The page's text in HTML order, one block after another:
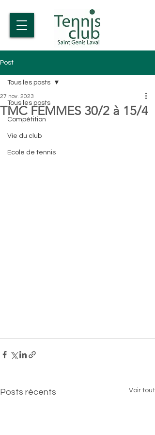
Post
Tous les posts
Compétition
Vie du club
Ecole de tennis
Tous les posts
TMC FEMMES 30/2 à 15/4
27 nov. 2023
Posts récents Voir tout